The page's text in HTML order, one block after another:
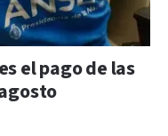
el pago de las